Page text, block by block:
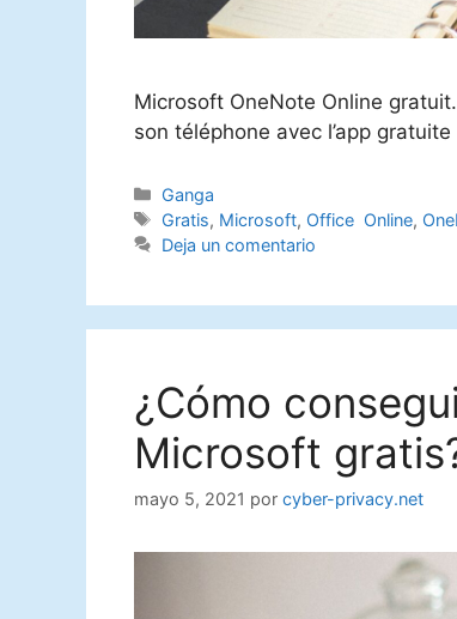
Microsoft OneNote Online
son téléphone avec l’app
Categorías
Ganga
Etiquetas
Gratis, Microsoft, Office Online,
Deja un comentario
¿Cómo
Microsoft
mayo 5, 2021 por cyber-privacy.net